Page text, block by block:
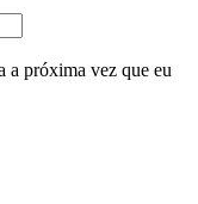
a próxima vez que eu